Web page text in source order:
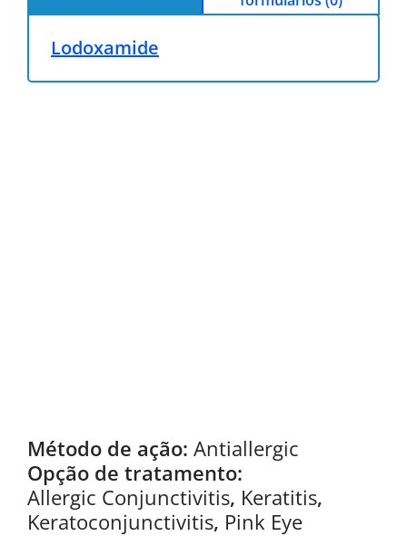
Lodoxamide
Método de ação: Antiallergic
Opção de tratamento:
Allergic Conjunctivitis, Keratitis,
Keratoconjunctivitis, Pink Eye